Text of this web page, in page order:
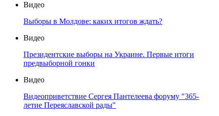
Видео
Выборы в Молдове: каких итогов ждать?
Видео
Президентские выборы на Украине. Первые итоги
предвыборной гонки
Видео
Видеоприветствие Сергея Пантелеева форуму "365-
летие Переяславской рады"